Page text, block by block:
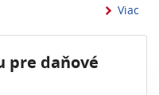
Viac
pre daňové